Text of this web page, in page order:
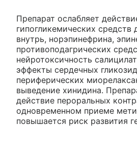
Препарат ослабляет
гипогликемических средств
внутрь, норэпинефрина,
противоподагрических
нейротоксичность
эффекты сердечных
периферических
выведение хинидина.
действие пероральных
одновременном приеме
повышается риск развития